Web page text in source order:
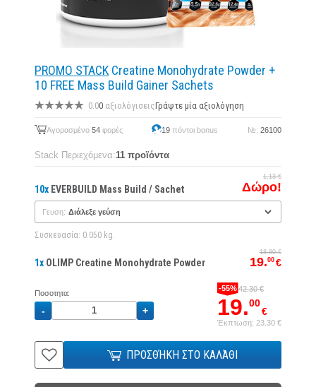
PROMO STACK Creatine Monohydrate Powder +
10 FREE Mass Build Gainer Sachets
0.00 αξιολόγισειςΓράψτε μία αξιολόγηση
Αγορασμένο54 φορές 19 πόντοι bonus №: 26100
Stack Περιεχόμενα:11 προϊόντα
10x EVERBUILD Mass Build / Sachet
1.13 €
Δώρο!
Γευση:
Συσκευασία: 0.050 kg.
1x OLIMP Creatine Monohydrate Powder
18.80 €
19.00 €
Ποσοτητα:
-55% 42.30 €
19.00
€
Έκπτωση: 23.30 €
ΠΡΟΣΘΉΚΗ ΣΤΟ ΚΑΛΆΘΙ